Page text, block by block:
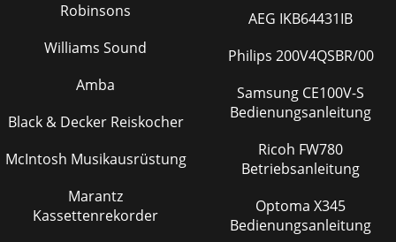
Robinsons
Williams Sound
Amba
Black & Decker Reiskocher
McIntosh Musikausrüstung
Marantz
Kassettenrekorder
AEG IKB64431IB
Philips 200V4QSBR/00
Samsung CE100V-S
Bedienungsanleitung
Ricoh FW780
Betriebsanleitung
Optoma X345
Bedienungsanleitung